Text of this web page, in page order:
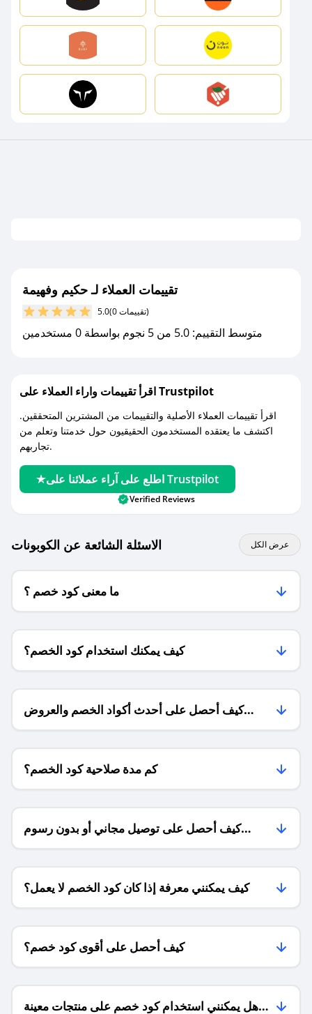
تقييمات العملاء لـ حكيم وفهيمة
5.0 (0 تقييمات)
متوسط التقييم: 5.0 من 5 نجوم بواسطة 0 مستخدمين
اقرأ تقييمات واراء العملاء على Trustpilot
اقرأ تقييمات العملاء الأصلية والتقييمات من المشترين المتحققين.
اكتشف ما يعتقده المستخدمون الحقيقيون حول خدمتنا وتعلم من
تجاربهم.
اطلع على آراء عملائنا على Trustpilot
Verified Reviews
الاسئلة الشائعة عن الكوبونات عرض الكل
ما معنى كود خصم ؟
كيف يمكنك استخدام كود الخصم؟
كيف أحصل على أحدث أكواد الخصم والعروض
للمتاجر؟
كم مدة صلاحية كود الخصم؟
كيف أحصل على توصيل مجاني أو بدون رسوم
الشحن ؟
كيف يمكنني معرفة إذا كان كود الخصم لا يعمل؟
كيف أحصل على أقوى كود خصم؟
هل يمكنني استخدام كود خصم على منتجات معينة